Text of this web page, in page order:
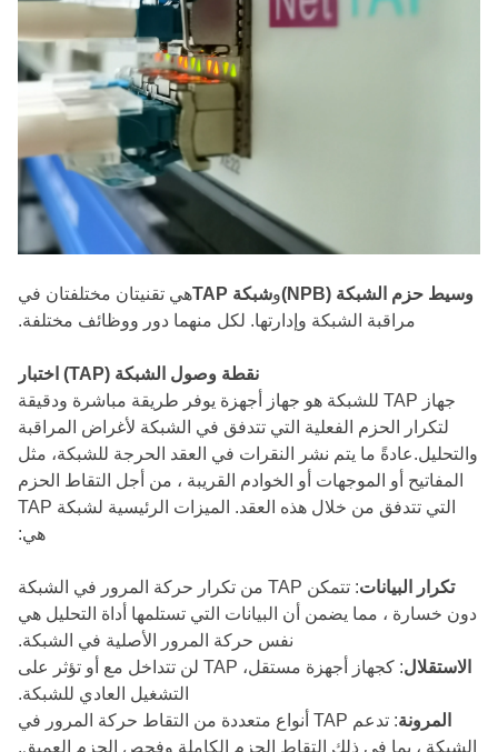
وسيط حزم الشبكة (NPB) وشبكة TAP
هي تقنيتان مختلفتان في
مراقبة الشبكة وإدارتها. لكل منهما دور ووظائف مختلفة.
نقطة وصول الشبكة (TAP) اختبار
جهاز TAP للشبكة هو جهاز أجهزة يوفر طريقة مباشرة ودقيقة
لتكرار الحزم الفعلية التي تتدفق في الشبكة لأغراض المراقبة
والتحليل.عادةً ما يتم نشر النقرات في العقد الحرجة للشبكة، مثل
المفاتيح أو الموجهات أو الخوادم القريبة ، من أجل التقاط الحزم
التي تتدفق من خلال هذه العقد. الميزات الرئيسية لشبكة TAP
هي:
تكرار البيانات
: تتمكن TAP من تكرار حركة المرور في الشبكة
دون خسارة ، مما يضمن أن البيانات التي تستلمها أداة التحليل هي
نفس حركة المرور الأصلية في الشبكة.
الاستقلال
: كجهاز أجهزة مستقل، TAP لن تتداخل مع أو تؤثر على
التشغيل العادي للشبكة.
المرونة
: تدعم TAP أنواع متعددة من التقاط حركة المرور في
الشبكة ، بما في ذلك التقاط الحزم الكاملة وفحص الحزم العميق.